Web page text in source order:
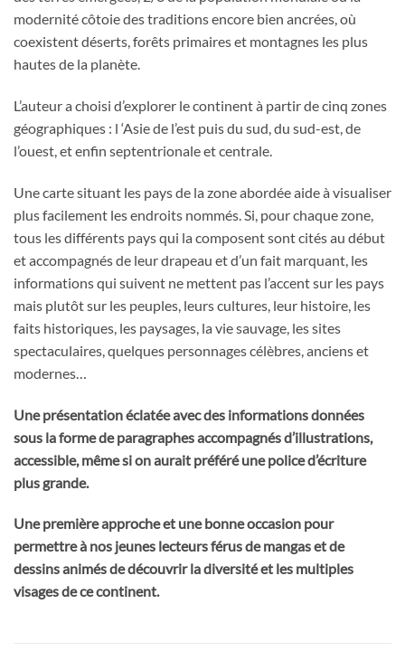
modernité côtoie des traditions encore bien ancrées, où
coexistent déserts, forêts primaires et montagnes les plus
hautes de la planète.
L’auteur a choisi d’explorer le continent à partir de cinq zones
géographiques : l ‘Asie de l’est puis du sud, du sud-est, de
l’ouest, et enfin septentrionale et centrale.
Une carte situant les pays de la zone abordée aide à visualiser
plus facilement les endroits nommés. Si, pour chaque zone,
tous les différents pays qui la composent sont cités au début
et accompagnés de leur drapeau et d’un fait marquant, les
informations qui suivent ne mettent pas l’accent sur les pays
mais plutôt sur les peuples, leurs cultures, leur histoire, les
faits historiques, les paysages, la vie sauvage, les sites
spectaculaires, quelques personnages célèbres, anciens et
modernes…
Une présentation éclatée avec des informations données
sous la forme de paragraphes accompagnés d’illustrations,
accessible, même si on aurait préféré une police d’écriture
plus grande.
Une première approche et une bonne occasion pour
permettre à nos jeunes lecteurs férus de mangas et de
dessins animés de découvrir la diversité et les multiples
visages de ce continent.